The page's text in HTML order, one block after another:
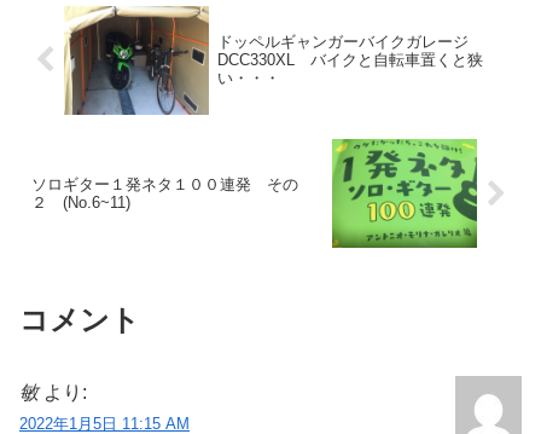
ドッペルギャンガーバイクガレージ
DCC330XL バイクと自転車置くと狭
い・・・
ソロギター１発ネタ１００連発 その
２ (No.6~11)
コメント
敏 より:
2022年1月5日 11:15 AM